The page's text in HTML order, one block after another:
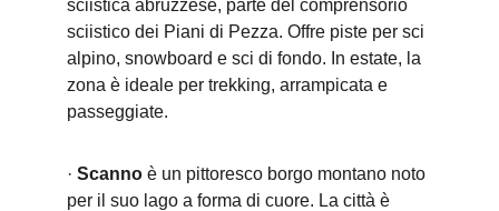
sciistica abruzzese, parte del comprensorio
sciistico dei Piani di Pezza. Offre piste per sci
alpino, snowboard e sci di fondo. In estate, la
zona è ideale per trekking, arrampicata e
passeggiate.
· Scanno è un pittoresco borgo montano noto
per il suo lago a forma di cuore. La città è